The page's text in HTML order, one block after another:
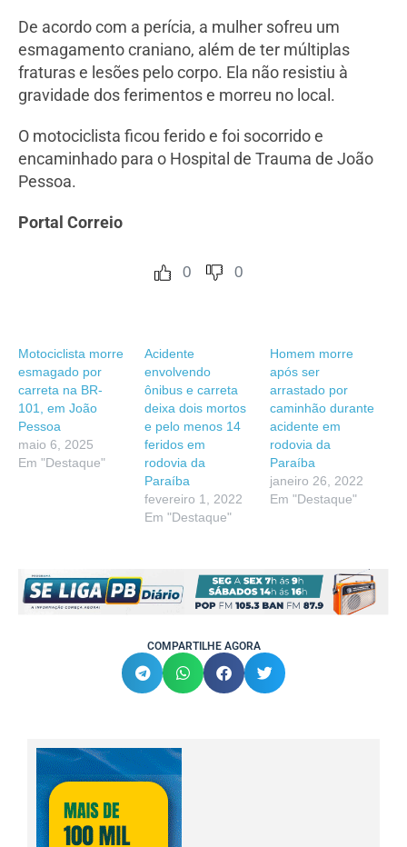
De acordo com a perícia, a mulher sofreu um
esmagamento craniano, além de ter múltiplas
fraturas e lesões pelo corpo. Ela não resistiu à
gravidade dos ferimentos e morreu no local.
O motociclista ficou ferido e foi socorrido e
encaminhado para o Hospital de Trauma de João
Pessoa.
Portal Correio
0 0
Motociclista morre
esmagado por
carreta na BR-
101, em João
Pessoa
maio 6, 2025
Em "Destaque"
Acidente
envolvendo
ônibus e carreta
deixa dois mortos
e pelo menos 14
feridos em
rodovia da
Paraíba
fevereiro 1, 2022
Em "Destaque"
Homem morre
após ser
arrastado por
caminhão durante
acidente em
rodovia da
Paraíba
janeiro 26, 2022
Em "Destaque"
COMPARTILHE AGORA